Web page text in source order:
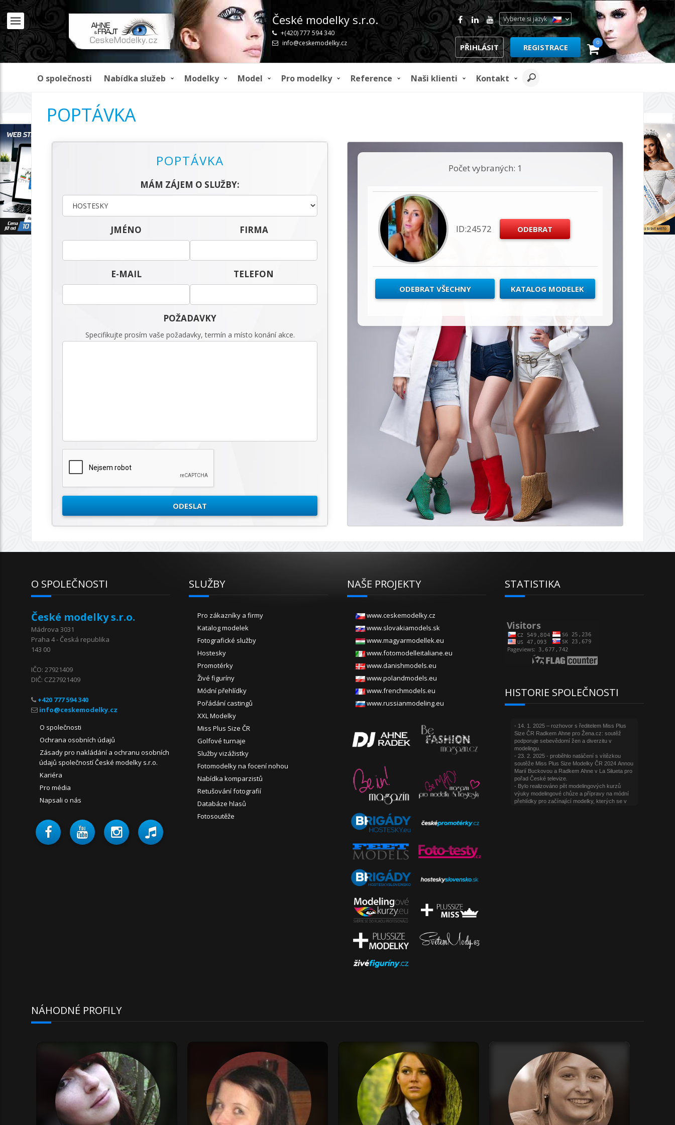
České modelky s.r.o.
+(420) 777 594 340
info@ceskemodelky.cz
Vyberte si jazyk
PŘIHLÁSIT REGISTRACE 0
O společnosti Nabídka služeb Modelky Model Pro modelky Reference Naši klienti Kontakt
REKLAMA
POPTÁVKA
POPTÁVKA
MÁM ZÁJEM O SLUŽBY:
JMÉNO FIRMA
E-MAIL TELEFON
POŽADAVKY
Specifikujte prosím vaše požadavky, termín a místo konání akce.
Počet vybraných: 1
ID:24572
ODEBRAT VŠECHNY KATALOG MODELEK
O SPOLEČNOSTI
České modelky s.r.o.
Mádrova 3031
Praha 4 - Česká republika
143 00
IČO: 27921409
DIČ: CZ27921409
+420 777 594 340
O společnosti
Ochrana osobních údajů
Zásady pro nakládání a ochranu osobních
údajů společností České modelky s.r.o.
Kariéra
Pro média
Napsali o nás
SLUŽBY
Pro zákazníky a firmy
Katalog modelek
Fotografické služby
Hostesky
Promotérky
Živé figuríny
Módní přehlídky
Pořádání castingů
XXL Modelky
Miss Plus Size ČR
Golfové turnaje
Služby vizážistky
Fotomodelky na focení nohou
Nabídka komparzistů
Retušování fotografií
Databáze hlasů
Fotosoutěže
NAŠE PROJEKTY
www.ceskemodelky.cz
www.slovakiamodels.sk
www.magyarmodellek.eu
www.fotomodelleitaliane.eu
www.danishmodels.eu
www.polandmodels.eu
www.frenchmodels.eu
www.russianmodeling.eu
STATISTIKA
HISTORIE SPOLEČNOSTI
NÁHODNÉ PROFILY